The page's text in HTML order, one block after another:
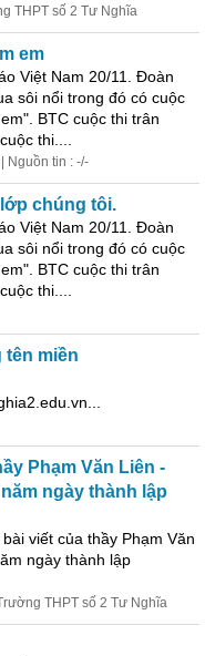
THPT số 2 Tư Nghĩa
em
Việt Nam 20/11. Đoàn
sôi nổi trong đó có cuộc
BTC cuộc thi trân
thi....
Nguồn tin : -/-
chúng tôi.
Việt Nam 20/11. Đoàn
sôi nổi trong đó có cuộc
BTC cuộc thi trân
thi....
tên miền
Phạm Văn Liên -
ngày thành lập
viết của thầy Phạm Văn
ngày thành lập
THPT số 2 Tư Nghĩa